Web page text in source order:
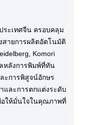
ระเทศจีน ครอบคลุม
สายการผลิตอัตโนมัติ
Komori
หลังการพิมพ์ที่ทัน
ะการพิสูจน์อักษร
และการตกแต่งระดับ
อให้มั่นใจในคุณภาพที่